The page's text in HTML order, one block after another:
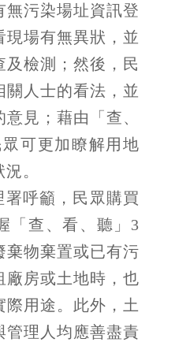
污染場址資訊登
場有無異狀，並
檢測；然後，民
關人士的看法，並
見；藉由「查、
可更加瞭解用地
。
呼籲，民眾購買
「查、看、聽」3
棄物棄置或已有污
廠房或土地時，也
用途。此外，土
理人均應善盡責